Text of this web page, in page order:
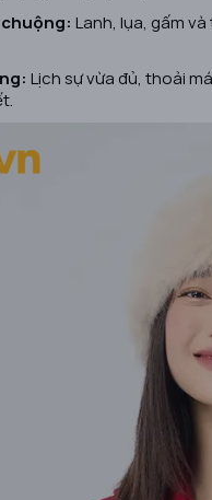
Lanh, lụa, gấm
Lịch sự vừa đủ, thoải